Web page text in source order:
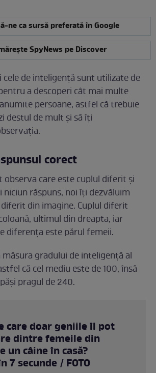
ne ca sursă preferată în Google
SpyNews pe Discover
cele de inteligență sunt utilizate de
a descoperi cât mai multe
persoane, astfel că trebuie
destul de mult și să îți
corect
observa care este cuplul diferit și
răspuns, noi îți dezvăluim
din imagine. Cuplul diferit
ultimul din dreapta, iar
diferența este părul femeii.
gradului de inteligență al
că cel mediu este de 100, însă
pragul de 240.
care doar geniile îl pot
dintre femeile din
un câine în casă?
7 secunde / FOTO